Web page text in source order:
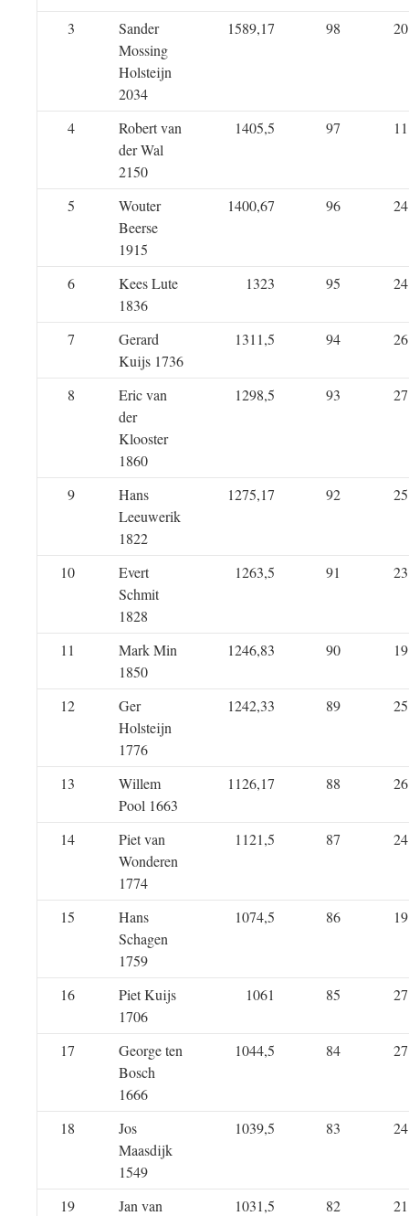
3
Sander
Mossing
Holsteijn
2034
1589,17 98 20
4
Robert van
der Wal
2150
1405,5 97 11
5
Wouter
Beerse
1915
1400,67 96 24
6
Kees Lute
1836
1323 95 24
7
Gerard
Kuijs 1736
1311,5 94 26
8
Eric van
der
Klooster
1860
1298,5 93 27
9
Hans
Leeuwerik
1822
1275,17 92 25
10
Evert
Schmit
1828
1263,5 91 23
11
Mark Min
1850
1246,83 90 19
12
Ger
Holsteijn
1776
1242,33 89 25
13
Willem
Pool 1663
1126,17 88 26
14
Piet van
Wonderen
1774
1121,5 87 24
15
Hans
Schagen
1759
1074,5 86 19
16
Piet Kuijs
1706
1061 85 27
17
George ten
Bosch
1666
1044,5 84 27
18
Jos
Maasdijk
1549
1039,5 83 24
19
Jan van
1031,5 82 21